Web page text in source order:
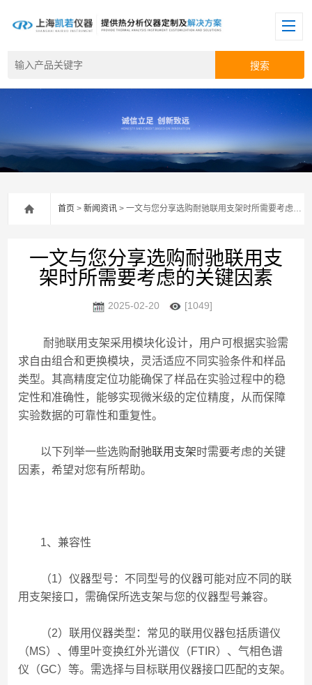
首页 >新闻资讯 > 一文与您分享选购耐驰联用支架时所需要考虑的关键因素
一文与您分享选购耐驰联用支
架时所需要考虑的关键因素
2025-02-20 [1049]
耐驰联用支架采用模块化设计，用户可根据实验需
求自由组合和更换模块，灵活适应不同实验条件和样品
类型。其高精度定位功能确保了样品在实验过程中的稳
定性和准确性，能够实现微米级的定位精度，从而保障
实验数据的可靠性和重复性。
以下列举一些选购耐驰联用支架时需要考虑的关键
因素，希望对您有所帮助。
1、兼容性
（1）仪器型号：不同型号的仪器可能对应不同的联
用支架接口，需确保所选支架与您的仪器型号兼容。
（2）联用仪器类型：常见的联用仪器包括质谱仪
（MS）、傅里叶变换红外光谱仪（FTIR）、气相色谱
仪（GC）等。需选择与目标联用仪器接口匹配的支架。